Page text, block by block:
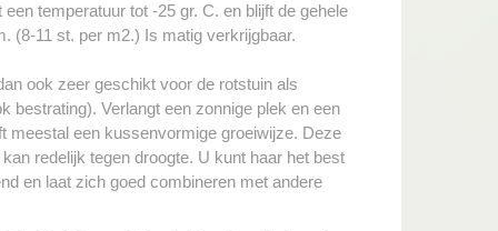
temperatuur tot -25 gr. C. en blijft de gehele
(8-11 st. per m2.) Is matig verkrijgbaar.
ook zeer geschikt voor de rotstuin als
bestrating). Verlangt een zonnige plek en een
meestal een kussenvormige groeiwijze. Deze
redelijk tegen droogte. U kunt haar het best
en laat zich goed combineren met andere